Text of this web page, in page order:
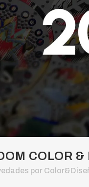
COLOR &
por